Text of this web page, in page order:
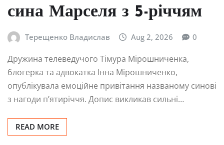
сина Марселя з 5-річчям
Терещенко Владислав Aug 2, 2026 0
Дружина телеведучого Тімура Мірошниченка,
блогерка та адвокатка Інна Мірошниченко,
опублікувала емоційне привітання названому синові
з нагоди п’ятиріччя. Допис викликав сильні…
READ MORE